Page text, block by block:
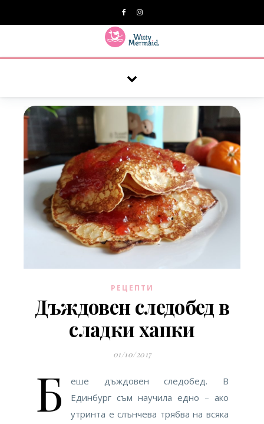
РЕЦЕПТИ
Дъждовен следобед в
сладки хапки
01/10/2017
Б
еше дъждовен следобед. В
Единбург съм научила едно – ако
утринта е слънчева трябва на всяка